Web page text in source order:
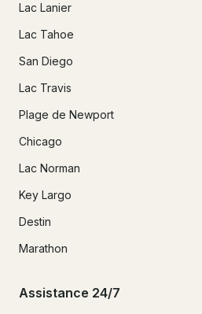
Lac Lanier
Lac Tahoe
San Diego
Lac Travis
Plage de Newport
Chicago
Lac Norman
Key Largo
Destin
Marathon
Assistance 24/7